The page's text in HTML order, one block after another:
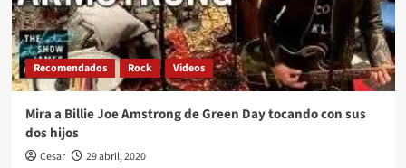
Recomendados Rock Videos
Mira a Billie Joe Amstrong de Green Day tocando con sus
dos hijos
Cesar 29 abril, 2020